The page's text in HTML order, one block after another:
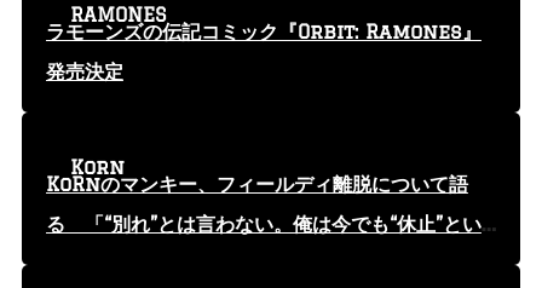
ラモーンズの伝記コミック『Orbit: Ramones』
発売決定
RAMONES
KoRnのマンキー、フィールディ離脱について語
る 「“別れ”とは言わない。俺は今でも“休止”とい
Korn